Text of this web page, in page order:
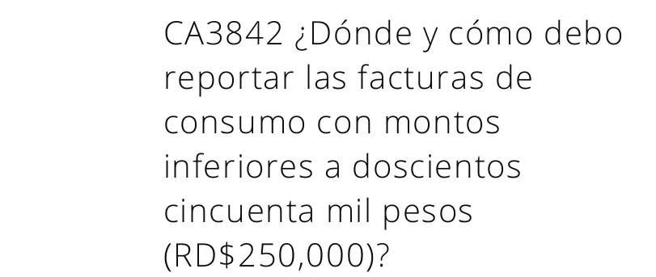
CA3842 ¿Dónde y cómo debo
reportar las facturas de
consumo con montos
inferiores a doscientos
cincuenta mil pesos
(RD$250,000)?